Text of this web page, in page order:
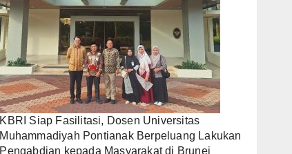
KBRI Siap Fasilitasi, Dosen Universitas
Muhammadiyah Pontianak Berpeluang Lakukan
Pengabdian kepada Masyarakat di Brunei